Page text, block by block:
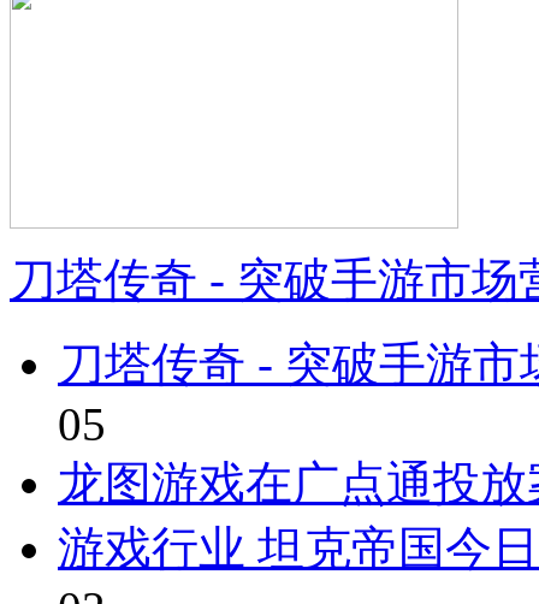
刀塔传奇 - 突破手游市
刀塔传奇 - 突破手游
05
龙图游戏在广点通投
游戏行业 坦克帝国今